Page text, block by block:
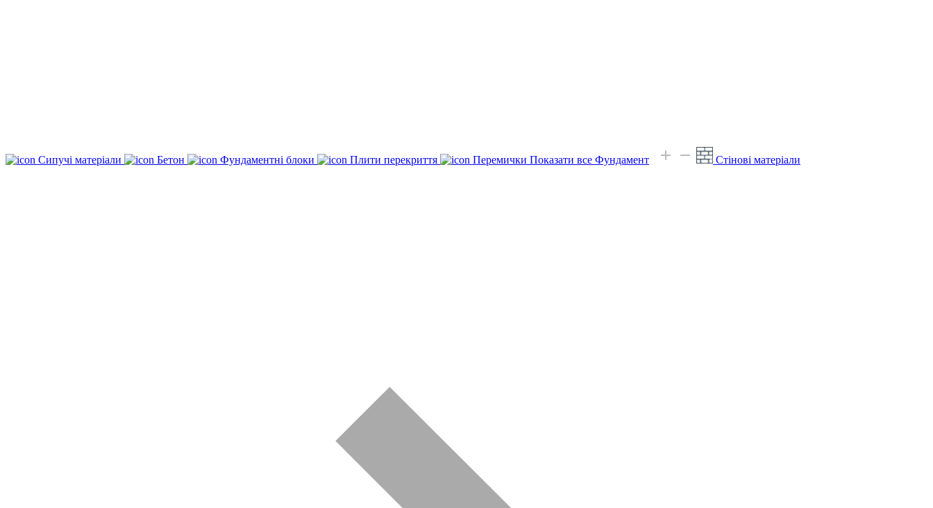
Сипучі матеріали Бетон Фундаментні блоки Плити перекриття Перемички Показати все Фундамент Стінові матеріали